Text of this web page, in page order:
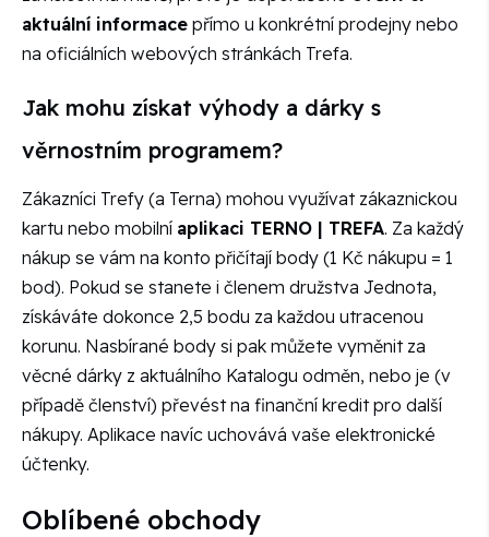
aktuální informace přímo u konkrétní prodejny nebo
na oficiálních webových stránkách Trefa.
Jak mohu získat výhody a dárky s
věrnostním programem?
Zákazníci Trefy (a Terna) mohou využívat zákaznickou
kartu nebo mobilní aplikaci TERNO | TREFA. Za každý
nákup se vám na konto přičítají body (1 Kč nákupu = 1
bod). Pokud se stanete i členem družstva Jednota,
získáváte dokonce 2,5 bodu za každou utracenou
korunu. Nasbírané body si pak můžete vyměnit za
věcné dárky z aktuálního Katalogu odměn, nebo je (v
případě členství) převést na finanční kredit pro další
nákupy. Aplikace navíc uchovává vaše elektronické
účtenky.
Oblíbené obchody